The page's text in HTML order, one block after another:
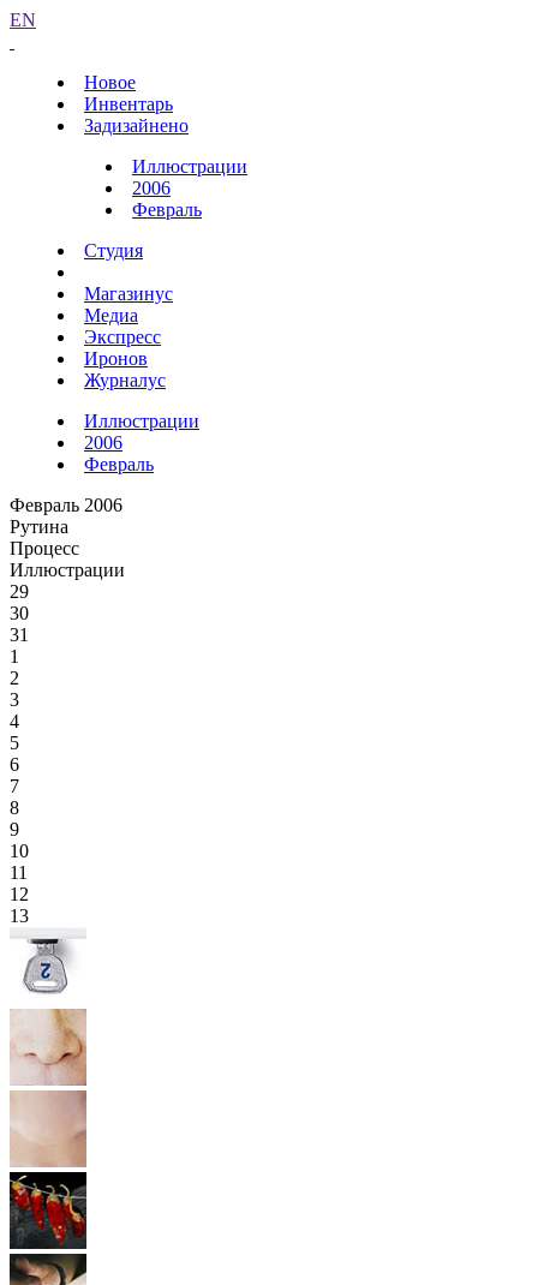
EN
Новое
Инвентарь
Задизайнено
Иллюстрации
2006
Февраль
Студия
Магазинус
Медиа
Экспресс
Иронов
Журналус
Иллюстрации
2006
Февраль
Февраль 2006
Рутина
Процесс
Иллюстрации
29
30
31
1
2
3
4
5
6
7
8
9
10
11
12
13